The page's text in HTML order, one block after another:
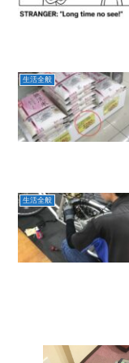
生活全般
生活全般